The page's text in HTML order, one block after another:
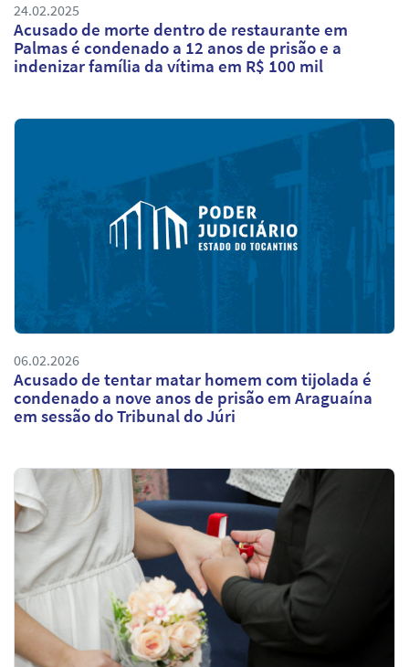
24.02.2025
Acusado de morte dentro de restaurante em
Palmas é condenado a 12 anos de prisão e a
indenizar família da vítima em R$ 100 mil
06.02.2026
Acusado de tentar matar homem com tijolada é
condenado a nove anos de prisão em Araguaína
em sessão do Tribunal do Júri